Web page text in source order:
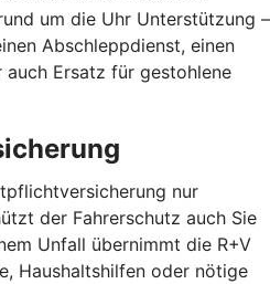
um die Uhr Unterstützung –
Abschleppdienst, einen
Ersatz für gestohlene
nur
der Fahrerschutz auch Sie
Unfall übernimmt die R+V
Haushaltshilfen oder nötige